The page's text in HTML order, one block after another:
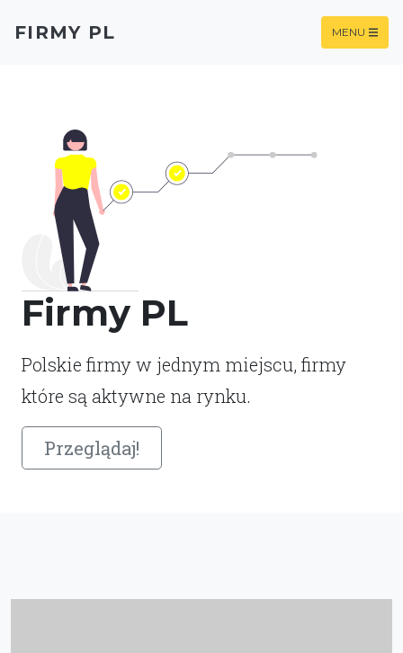
Firmy PL
Polskie firmy w jednym miejscu, firmy
które są aktywne na rynku.
Przeglądaj!
FIRMY PL MENU